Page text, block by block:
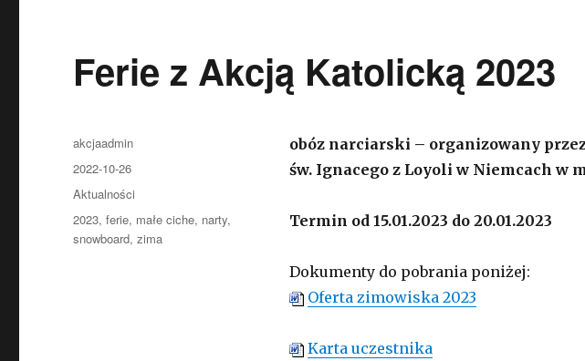
Ferie z Akcją Katolicką 2023
obóz narciarski – organizowany
św. Ignacego z Loyoli w Niemcach w
Termin od 15.01.2023 do 20.01.2023
Dokumenty do pobrania poniżej:
Oferta zimowiska 2023
Karta uczestnika
Autor
akcjaadmin
Opublikowano
2022-10-26
Kategorie
Aktualności
Tagi
2023,ferie, małe ciche, narty,
snowboard,zima